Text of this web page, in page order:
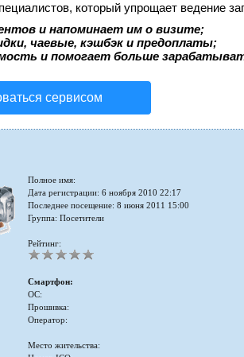
который упрощает ведение
и напоминает им о визите;
чаевые, кэшбэк и предоплаты;
и помогает больше
сервисом
Полное имя:
Дата регистрации: 6 ноября 2010 22:17
Последнее посещение: 8 июня 2011 15:00
Группа: Посетители
Рейтинг:
Смартфон:
ОС:
Прошивка:
Оператор:
Место жительства: